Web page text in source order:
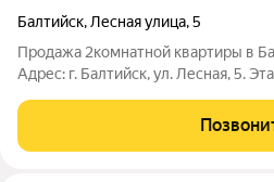
Балтийск, Лесная улица,5
Продажа 2комнатной квартиры в
Адрес: г. Балтийск, ул. Лесная, 5.
кирпичный, 2этажа, с чердачным
автономное электрическое